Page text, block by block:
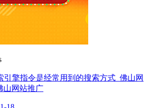
引擎指令是经常用到的搜索方式_佛山网
山网站推广